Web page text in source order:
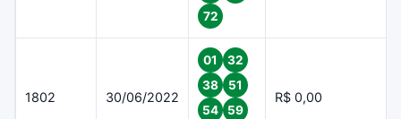
72
1802 30/06/2022
01
32
38
51
54
59
R$ 0,00